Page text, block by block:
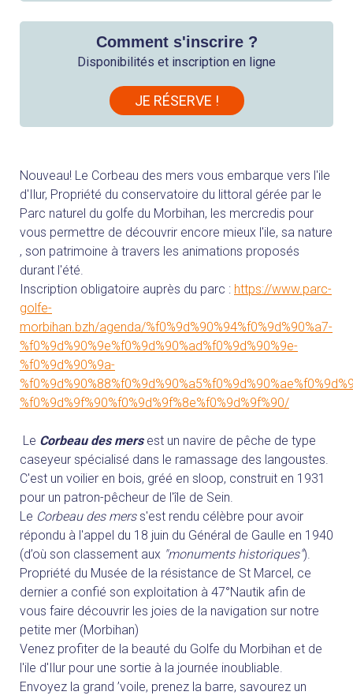
Comment s'inscrire ?
Disponibilités et inscription en ligne
JE RÉSERVE !
Nouveau! Le Corbeau des mers vous embarque vers l'ile
d'Ilur, Propriété du conservatoire du littoral gérée par le
Parc naturel du golfe du Morbihan, les mercredis pour
vous permettre de découvrir encore mieux l'ile, sa nature
, son patrimoine à travers les animations proposés
durant l'été.
Inscription obligatoire auprès du parc : https://www.parc-
golfe-
morbihan.bzh/agenda/%f0%9d%90%94%f0%9d%90%a7-
%f0%9d%90%9e%f0%9d%90%ad%f0%9d%90%9e-
%f0%9d%90%9a-
%f0%9d%9f%90%f0%9d%9f%8e%f0%9d%9f%90/
Le Corbeau des mersest un navire de pêche de type
caseyeur spécialisé dans le ramassage des langoustes.
C'est un voilier en bois, gréé en sloop, construit en 1931
pour un patron-pêcheur de l'île de Sein.
Le Corbeau des merss'est rendu célèbre pour avoir
répondu à l'appel du 18 juin du Général de Gaulle en 1940
(d’où son classement aux "monuments historiques").
Propriété du Musée de la résistance de St Marcel, ce
dernier a confié son exploitation à 47°Nautik afin de
vous faire découvrir les joies de la navigation sur notre
petite mer (Morbihan)
Venez profiter de la beauté du Golfe du Morbihan et de
l'ile d'Ilur pour une sortie à la journée inoubliable.
Envoyez la grand ’voile, prenez la barre, savourez un